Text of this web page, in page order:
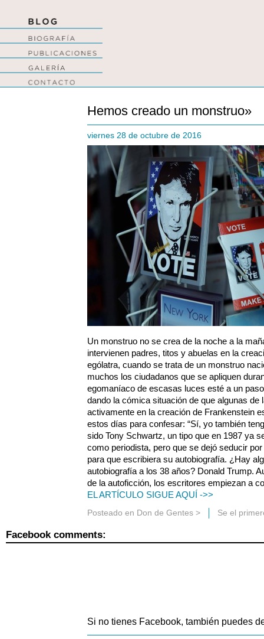
Hemos creado un monstruo»
viernes 28 de octubre de 2016
Un monstruo no se crea de la noche a la
intervienen padres, titos y abuelas en la
ególatra, cuando se trata de un monstruo
muchos los ciudadanos que se apliquen
egomaníaco de escasas luces esté a un
dando la cómica situación de que algunas de
activamente en la creación de Frankenstein
estos días para confesar: “Sí, yo también
sido Tony Schwartz, un tipo que en 1987 ya
como periodista, pero que se dejó seducir
para que escribiera su autobiografía. ¿Hay
autobiografía a los 38 años? Donald Trump.
de la autoficción, los escritores empiezan a
EL ARTÍCULO SIGUE AQUÍ ->>
Posteado en Don de Gentes > Se el
Facebook comments:
Si no tienes Facebook, también puedes